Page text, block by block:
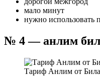
мало минут
нужно использовать
№ 4 — анлим
Тариф Анлим от